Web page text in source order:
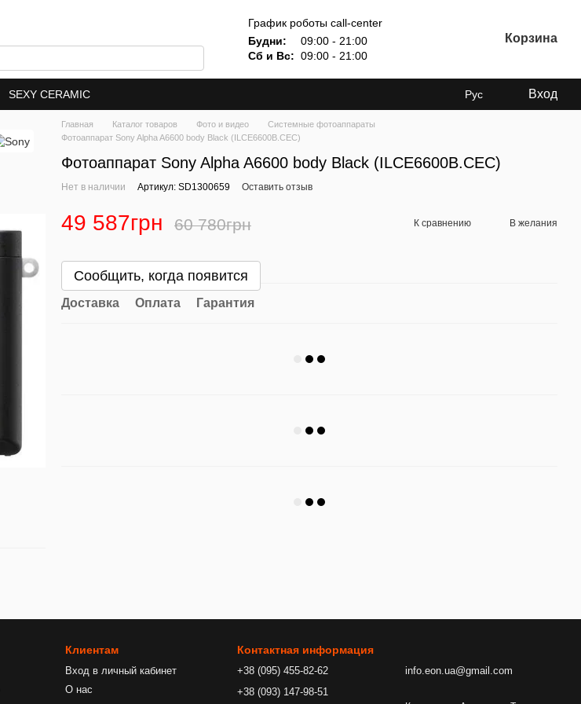
График роботы call-center
Будни:
09:00 - 21:00
Сб и Вс: 09:00 - 21:00
Корзина
SEXY CERAMIC Рус Вход
Главная Каталог товаров Фото и видео
Системные фотоаппараты
Фотоаппарат Sony Alpha A6600 body Black (ILCE6600B.CEC)
Фотоаппарат Sony Alpha A6600 body Black (ILCE6600B.CEC)
Нет в наличии Артикул: SD1300659 Оставить отзыв
49 587грн 60 780грн К сравнению В желания
Сообщить, когда появится
Доставка Оплата Гарантия
Клиентам
Вход в личный кабинет
О нас
Контактная информация
+38 (095) 455-82-62
+38 (093) 147-98-51
info.eon.ua@gmail.com